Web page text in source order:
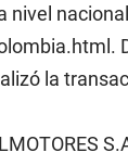
nivel
la